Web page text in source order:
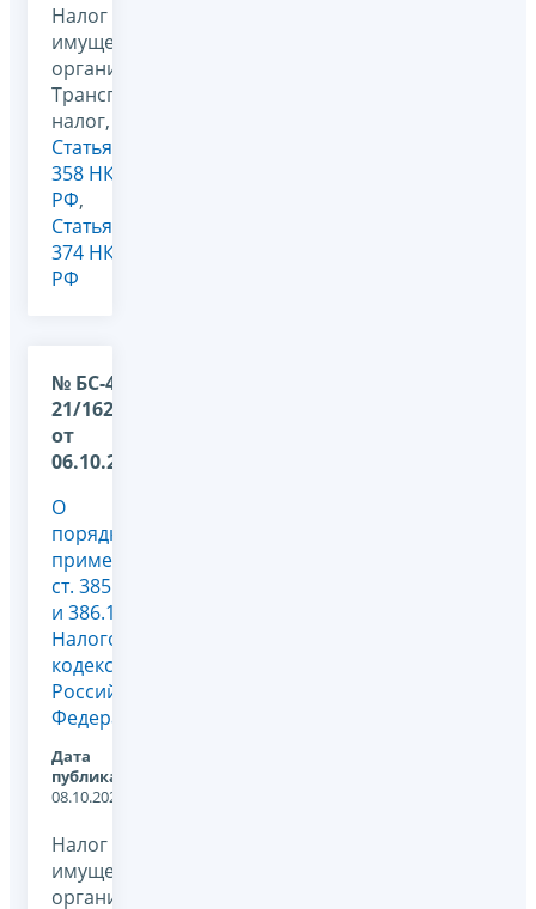
Налог на
имущество
организаций,
Транспортный
налог,
Статья
358 НК
РФ,
Статья
374 НК
РФ
№ БС-4-
21/16267@
от
06.10.2020
О
порядке
применения
ст. 385.3
и 386.1
Налогового
кодекса
Российской
Федерации
Дата
публикации:
08.10.2020
Налог на
имущество
организаций,